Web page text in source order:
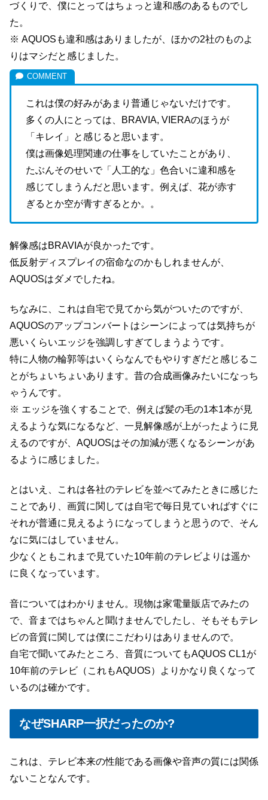
づくりで、僕にとってはちょっと違和感のあるものでし
た。
※ AQUOSも違和感はありましたが、ほかの2社のものよ
りはマシだと感じました。
これは僕の好みがあまり普通じゃないだけです。
多くの人にとっては、BRAVIA, VIERAのほうが
「キレイ」と感じると思います。
僕は画像処理関連の仕事をしていたことがあり、
たぶんそのせいで「人工的な」色合いに違和感を
感じてしまうんだと思います。例えば、花が赤す
ぎるとか空が青すぎるとか。。
解像感はBRAVIAが良かったです。
低反射ディスプレイの宿命なのかもしれませんが、
AQUOSはダメでしたね。
ちなみに、これは自宅で見てから気がついたのですが、
AQUOSのアップコンバートはシーンによっては気持ちが
悪いくらいエッジを強調しすぎてしまうようです。
特に人物の輪郭等はいくらなんでもやりすぎだと感じるこ
とがちょいちょいあります。昔の合成画像みたいになっち
ゃうんです。
※ エッジを強くすることで、例えば髪の毛の1本1本が見
えるような気になるなど、一見解像感が上がったように見
えるのですが、AQUOSはその加減が悪くなるシーンがあ
るように感じました。
とはいえ、これは各社のテレビを並べてみたときに感じた
ことであり、画質に関しては自宅で毎日見ていればすぐに
それが普通に見えるようになってしまうと思うので、そん
なに気にはしていません。
少なくともこれまで見ていた10年前のテレビよりは遥か
に良くなっています。
音についてはわかりません。現物は家電量販店でみたの
で、音まではちゃんと聞けませんでしたし、そもそもテレ
ビの音質に関しては僕にこだわりはありませんので。
自宅で聞いてみたところ、音質についてもAQUOS CL1が
10年前のテレビ（これもAQUOS）よりかなり良くなって
いるのは確かです。
なぜSHARP一択だったのか?
これは、テレビ本来の性能である画像や音声の質には関係
ないことなんです。